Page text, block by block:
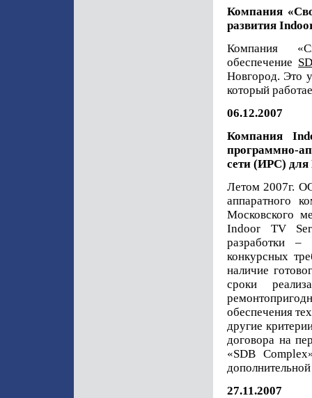
Компания
развития
Компания
обеспечение
Новгород. Это
который
06.12.2007
Компания
программно-
сети (ИРС) для
Летом 2007г.
аппаратного
Московского
Indoor TV
разработки –
конкурсных
наличие
сроки
обеспечения
другие
договора на
«SDB
27.11.2007